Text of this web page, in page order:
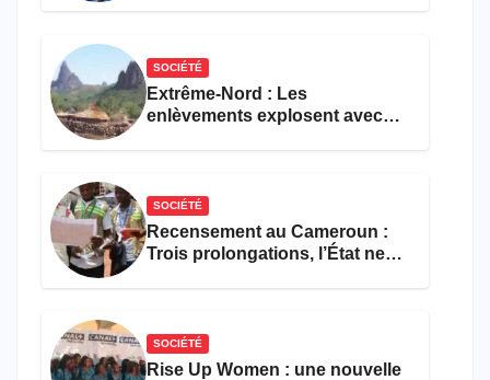
SOCIÉTÉ
Extrême-Nord : Les
enlèvements explosent avec
SOCIÉTÉ
Recensement au Cameroun :
Trois prolongations, l’État ne
SOCIÉTÉ
Rise Up Women : une nouvelle